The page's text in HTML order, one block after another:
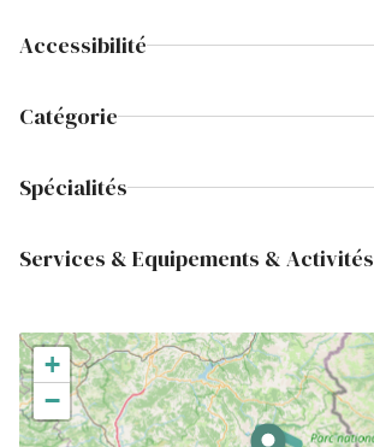
Accessibilité
Catégorie
Spécialités
Services & Equipements & Activités
+
−